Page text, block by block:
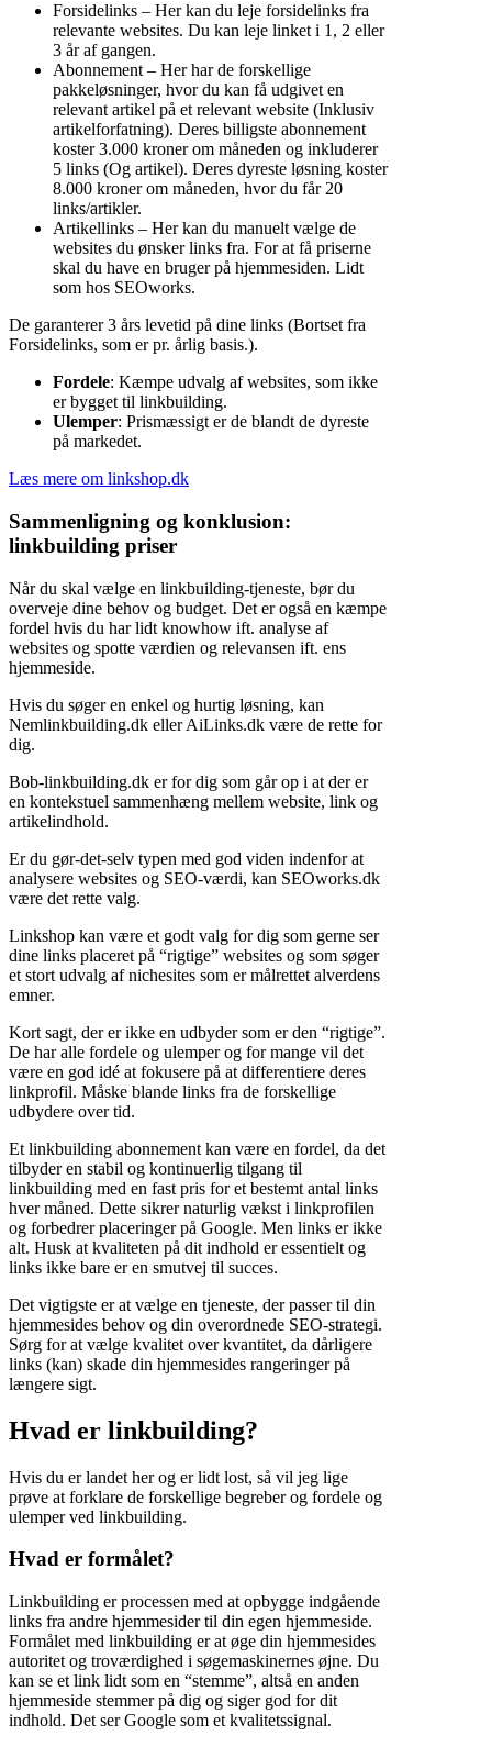
Forsidelinks – Her kan du leje forsidelinks fra
relevante websites. Du kan leje linket i 1, 2 eller
3 år af gangen.
Abonnement – Her har de forskellige
pakkeløsninger, hvor du kan få udgivet en
relevant artikel på et relevant website (Inklusiv
artikelforfatning). Deres billigste abonnement
koster 3.000 kroner om måneden og inkluderer
5 links (Og artikel). Deres dyreste løsning koster
8.000 kroner om måneden, hvor du får 20
links/artikler.
Artikellinks – Her kan du manuelt vælge de
websites du ønsker links fra. For at få priserne
skal du have en bruger på hjemmesiden. Lidt
som hos SEOworks.
De garanterer 3 års levetid på dine links (Bortset fra
Forsidelinks, som er pr. årlig basis.).
Fordele: Kæmpe udvalg af websites, som ikke
er bygget til linkbuilding.
Ulemper: Prismæssigt er de blandt de dyreste
på markedet.
Læs mere om linkshop.dk
Sammenligning og konklusion:
linkbuilding priser
Når du skal vælge en linkbuilding-tjeneste, bør du
overveje dine behov og budget. Det er også en kæmpe
fordel hvis du har lidt knowhow ift. analyse af
websites og spotte værdien og relevansen ift. ens
hjemmeside.
Hvis du søger en enkel og hurtig løsning, kan
Nemlinkbuilding.dk eller AiLinks.dk være de rette for
dig.
Bob-linkbuilding.dk er for dig som går op i at der er
en kontekstuel sammenhæng mellem website, link og
artikelindhold.
Er du gør-det-selv typen med god viden indenfor at
analysere websites og SEO-værdi, kan SEOworks.dk
være det rette valg.
Linkshop kan være et godt valg for dig som gerne ser
dine links placeret på “rigtige” websites og som søger
et stort udvalg af nichesites som er målrettet alverdens
emner.
Kort sagt, der er ikke en udbyder som er den “rigtige”.
De har alle fordele og ulemper og for mange vil det
være en god idé at fokusere på at differentiere deres
linkprofil. Måske blande links fra de forskellige
udbydere over tid.
Et linkbuilding abonnement kan være en fordel, da det
tilbyder en stabil og kontinuerlig tilgang til
linkbuilding med en fast pris for et bestemt antal links
hver måned. Dette sikrer naturlig vækst i linkprofilen
og forbedrer placeringer på Google. Men links er ikke
alt. Husk at kvaliteten på dit indhold er essentielt og
links ikke bare er en smutvej til succes.
Det vigtigste er at vælge en tjeneste, der passer til din
hjemmesides behov og din overordnede SEO-strategi.
Sørg for at vælge kvalitet over kvantitet, da dårligere
links (kan) skade din hjemmesides rangeringer på
længere sigt.
Hvad er linkbuilding?
Hvis du er landet her og er lidt lost, så vil jeg lige
prøve at forklare de forskellige begreber og fordele og
ulemper ved linkbuilding.
Hvad er formålet?
Linkbuilding er processen med at opbygge indgående
links fra andre hjemmesider til din egen hjemmeside.
Formålet med linkbuilding er at øge din hjemmesides
autoritet og troværdighed i søgemaskinernes øjne. Du
kan se et link lidt som en “stemme”, altså en anden
hjemmeside stemmer på dig og siger god for dit
indhold. Det ser Google som et kvalitetssignal.